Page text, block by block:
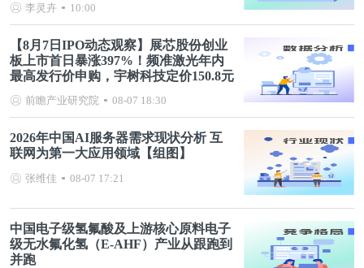
李灵卉 10:00
【8月7日IPO动态观察】展芯股份创业
板上市首日暴涨397%！频准激光年内
最高发行价申购，宇树科技定价150.8元
前瞻产业研究院 08-07 18:30
2026年中国AI服务器需求现状分析 互
联网为第一大应用领域【组图】
张维佳 08-07 17:21
中国电子级氢氟酸及上游核心原料电子
级无水氟化氢（E-AHF）产业从跟跑到
并跑